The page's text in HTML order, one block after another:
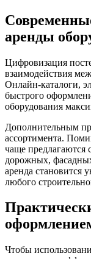
аренды
Цифровизация
взаимодействия
Онлайн-каталоги,
быстрого
оборудования
Дополнительным
ассортимента.
чаще
дорожных,
аренда становится
любого
Чтобы